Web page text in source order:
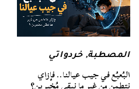
المصطبة,خردواتي
البُعبُع في جيب عيالنا.. فإزاي